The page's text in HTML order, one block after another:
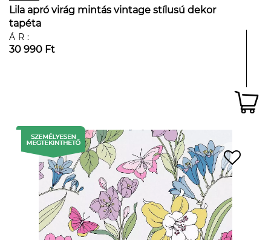
Lila apró virág mintás vintage stílusú dekor
tapéta
ÁR:
30 990 Ft